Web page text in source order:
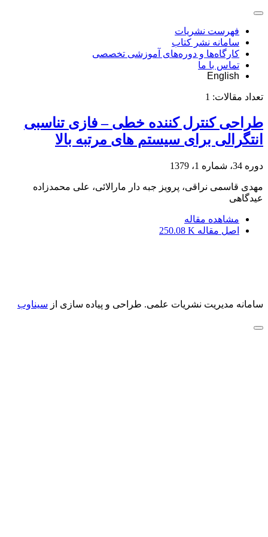
فهرست نشریات
سامانه نشر کتاب
کارگاه‌ها و دوره‌های آموزشی تخصصی
تماس با ما
English
تعداد مقالات: 1
طراحی کنترل کننده خطی – فازی تناسبی
انتگرالی برای سیستم های مرتبه بالا
دوره 34، شماره 1، 1379
مهدی قاسمی نراقی، پرویز جبه دار مارالائی، علی محمدزاده
عیدگاهی
مشاهده مقاله
اصل مقاله 250.08 K
سامانه مدیریت نشریات علمی. طراحی و پیاده سازی از سیناوب